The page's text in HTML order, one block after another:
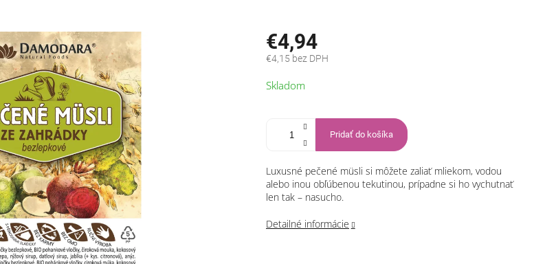
€4,94
€4,15 bez DPH
cena:
Skladom
Pridať do košíka
Luxusné pečené müsli si môžete zaliať mliekom, vodou
alebo inou obľúbenou tekutinou, prípadne si ho vychutnať
len tak – nasucho.
Detailné informácie